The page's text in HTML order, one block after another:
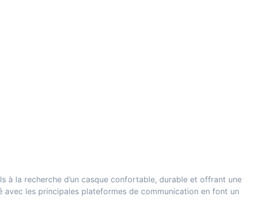
la recherche d’un casque confortable, durable et offrant une
les principales plateformes de communication en font un